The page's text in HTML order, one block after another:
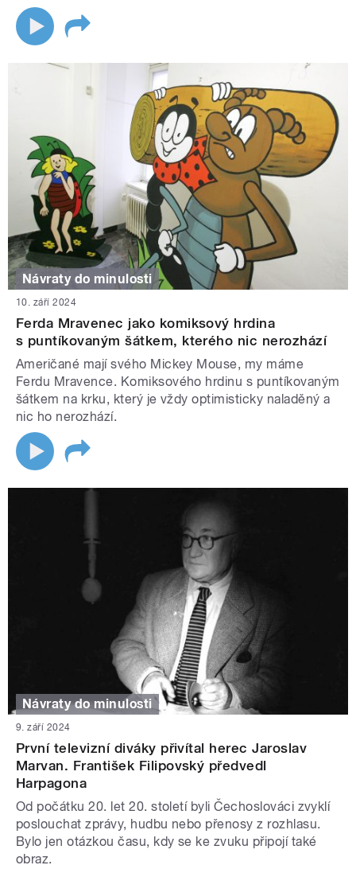
Návraty do minulosti
10. září 2024
Ferda Mravenec jako komiksový hrdina
s puntíkovaným šátkem, kterého nic nerozhází
Američané mají svého Mickey Mouse, my máme
Ferdu Mravence. Komiksového hrdinu s puntíkovaným
šátkem na krku, který je vždy optimisticky naladěný a
nic ho nerozhází.
Návraty do minulosti
9. září 2024
První televizní diváky přivítal herec Jaroslav
Marvan. František Filipovský předvedl
Harpagona
Od počátku 20. let 20. století byli Čechoslováci zvyklí
poslouchat zprávy, hudbu nebo přenosy z rozhlasu.
Bylo jen otázkou času, kdy se ke zvuku připojí také
obraz.